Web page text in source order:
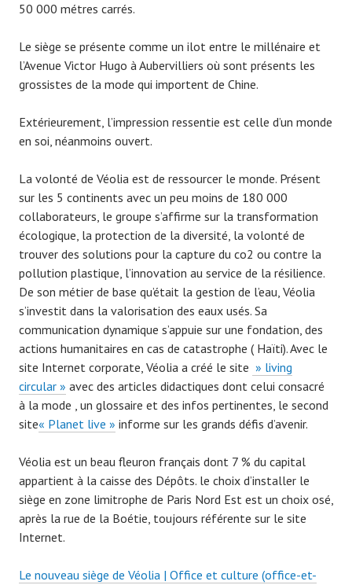
50 000 métres carrés.
Le siège se présente comme un ilot entre le millénaire et
l’Avenue Victor Hugo à Aubervilliers où sont présents les
grossistes de la mode qui importent de Chine.
Extérieurement, l’impression ressentie est celle d’un monde
en soi, néanmoins ouvert.
La volonté de Véolia est de ressourcer le monde. Présent
sur les 5 continents avec un peu moins de 180 000
collaborateurs, le groupe s’affirme sur la transformation
écologique, la protection de la diversité, la volonté de
trouver des solutions pour la capture du co2 ou contre la
pollution plastique, l’innovation au service de la résilience.
De son métier de base qu’était la gestion de l’eau, Véolia
s’investit dans la valorisation des eaux usés. Sa
communication dynamique s’appuie sur une fondation, des
actions humanitaires en cas de catastrophe ( Haïti). Avec le
site Internet corporate, Véolia a créé le site » living
circular » avec des articles didactiques dont celui consacré
à la mode , un glossaire et des infos pertinentes, le second
site« Planet live » informe sur les grands défis d’avenir.
Véolia est un beau fleuron français dont 7 % du capital
appartient à la caisse des Dépôts. le choix d’installer le
siège en zone limitrophe de Paris Nord Est est un choix osé,
après la rue de la Boétie, toujours référente sur le site
Internet.
Le nouveau siège de Véolia | Office et culture (office-et-